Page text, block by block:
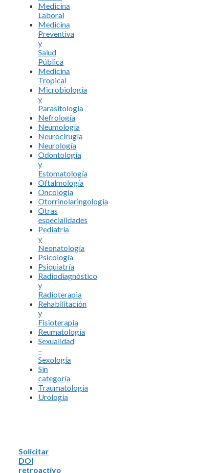
Medicina
Laboral
Medicina
Preventiva
y
Salud
Pública
Medicina
Tropical
Microbiología
y
Parasitología
Nefrología
Neumología
Neurocirugía
Neurología
Odontología
y
Estomatología
Oftalmología
Oncología
Otorrinolaringología
Otras
especialidades
Pediatría
y
Neonatología
Psicología
Psiquiatría
Radiodiagnóstico
y
Radioterapia
Rehabilitación
y
Fisioterapia
Reumatología
Sexualidad
–
Sexología
Sin
categoría
Traumatología
Urología
Solicitar
DOI
retroactivo